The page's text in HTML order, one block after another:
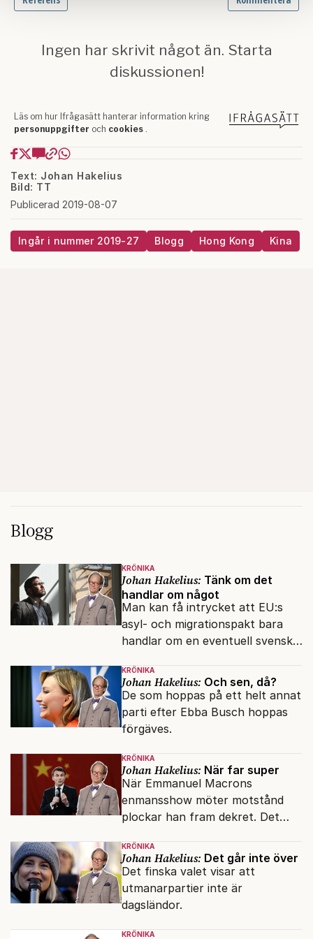
samlat in när du har använt deras tjänster.
Text: Johan Hakelius
Bild: TT
Publicerad 2019-08-07
Ingår i nummer 2019-27 Blogg Hong Kong Kina
Blogg
KRÖNIKA
Johan Hakelius: Tänk om det
handlar om något
Man kan få intrycket att EU:s
asyl- och migrationspakt bara
handlar om en eventuell svensk
KRÖNIKA
Johan Hakelius: Och sen, då?
De som hoppas på ett helt annat
parti efter Ebba Busch hoppas
förgäves.
KRÖNIKA
Johan Hakelius: När far super
När Emmanuel Macrons
enmansshow möter motstånd
plockar han fram dekret. Det
liberaler.
KRÖNIKA
Johan Hakelius: Det går inte över
Det finska valet visar att
utmanarpartier inte är
dagsländor.
KRÖNIKA